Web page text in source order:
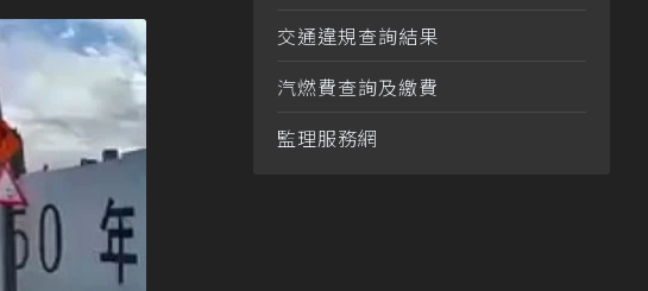
交通違規查詢結果
汽燃費查詢及繳費
監理服務網